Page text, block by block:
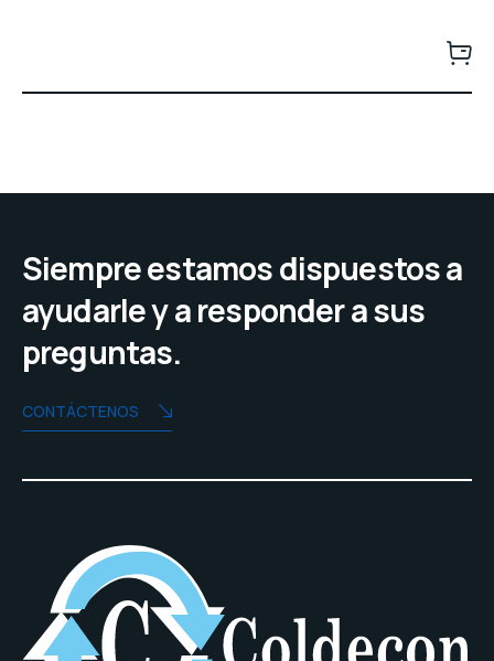
Siempre estamos dispuestos a
ayudarle y a responder a sus
preguntas.
CONTÁCTENOS